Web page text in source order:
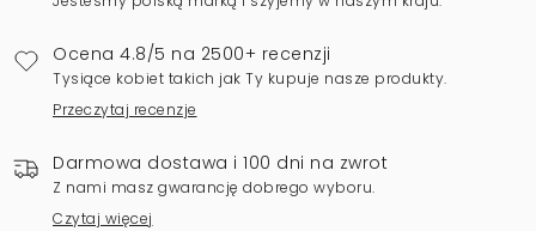
Ocena 4.8/5 na 2500+ recenzji
Tysiące kobiet takich jak Ty kupuje nasze produkty.
Przeczytaj recenzje
Darmowa dostawa i 100 dni na zwrot
Z nami masz gwarancję dobrego wyboru.
Czytaj więcej